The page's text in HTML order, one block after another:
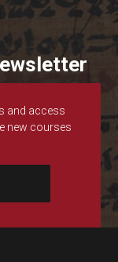
and access
new courses